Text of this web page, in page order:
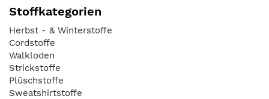
Stoffkategorien
Herbst - & Winterstoffe
Cordstoffe
Walkloden
Strickstoffe
Plüschstoffe
Sweatshirtstoffe